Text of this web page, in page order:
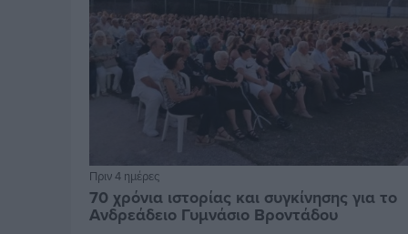
Πριν 4 ημέρες
70 χρόνια ιστορίας και συγκίνησης για το
Ανδρεάδειο Γυμνάσιο Βροντάδου